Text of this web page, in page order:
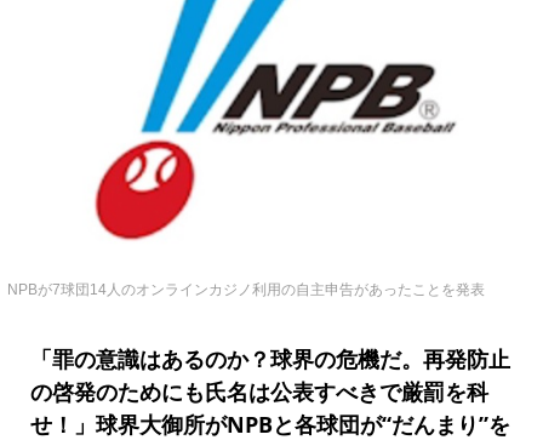
NPBが7球団14人のオンラインカジノ利用の自主申告があったことを発表
「罪の意識はあるのか？球界の危機だ。再発防止
の啓発のためにも氏名は公表すべきで厳罰を科
せ！」球界大御所がNPBと各球団が“だんまり”を